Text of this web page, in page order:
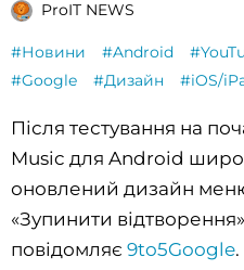
ProIT NEWS
#Новини #Android
#Google
#Дизайн #iOS/
Після тестування на
Music для Android
оновлений дизайн
«Зупинити
повідомляє 9to5Google.